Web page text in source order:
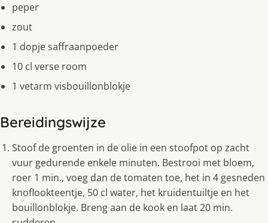
peper
zout
1 dopje saffraanpoeder
10 cl verse room
1 vetarm visbouillonblokje
Bereidingswijze
Stoof de groenten in de olie in een stoofpot op zacht
vuur gedurende enkele minuten. Bestrooi met bloem,
roer 1 min., voeg dan de tomaten toe, het in 4 gesneden
knoflookteentje, 50 cl water, het kruidentuiltje en het
bouillonblokje. Breng aan de kook en laat 20 min.